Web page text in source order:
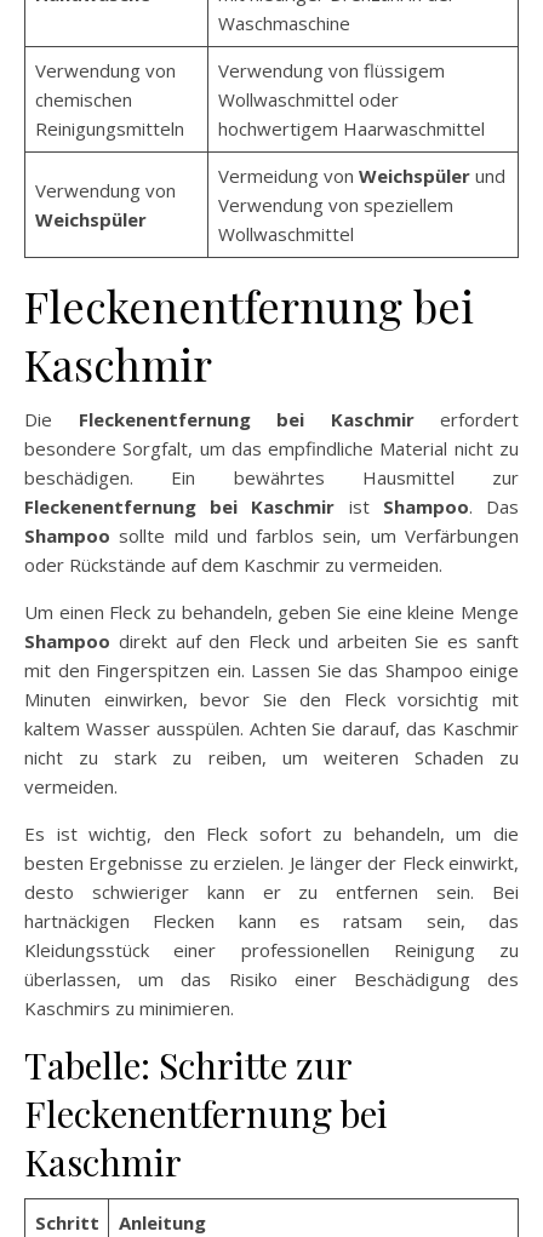
Waschmaschine
Verwendung von
chemischen
Reinigungsmitteln
Verwendung von flüssigem
Wollwaschmittel oder
hochwertigem Haarwaschmittel
Verwendung von
Weichspüler
Vermeidung von Weichspülerund
Verwendung von speziellem
Wollwaschmittel
Fleckenentfernung bei
Kaschmir
Die Fleckenentfernung bei Kaschmirerfordert
besondere Sorgfalt, um das empfindliche Material nicht zu
beschädigen. Ein bewährtes Hausmittel zur
Fleckenentfernung bei Kaschmir ist Shampoo. Das
Shampoo sollte mild und farblos sein, um Verfärbungen
oder Rückstände auf dem Kaschmir zu vermeiden.
Um einen Fleck zu behandeln, geben Sie eine kleine Menge
Shampoo direkt auf den Fleck und arbeiten Sie es sanft
mit den Fingerspitzen ein. Lassen Sie das Shampoo einige
Minuten einwirken, bevor Sie den Fleck vorsichtig mit
kaltem Wasser ausspülen. Achten Sie darauf, das Kaschmir
nicht zu stark zu reiben, um weiteren Schaden zu
vermeiden.
Es ist wichtig, den Fleck sofort zu behandeln, um die
besten Ergebnisse zu erzielen. Je länger der Fleck einwirkt,
desto schwieriger kann er zu entfernen sein. Bei
hartnäckigen Flecken kann es ratsam sein, das
Kleidungsstück einer professionellen Reinigung zu
überlassen, um das Risiko einer Beschädigung des
Kaschmirs zu minimieren.
Tabelle: Schritte zur
Fleckenentfernung bei
Kaschmir
Schritt Anleitung